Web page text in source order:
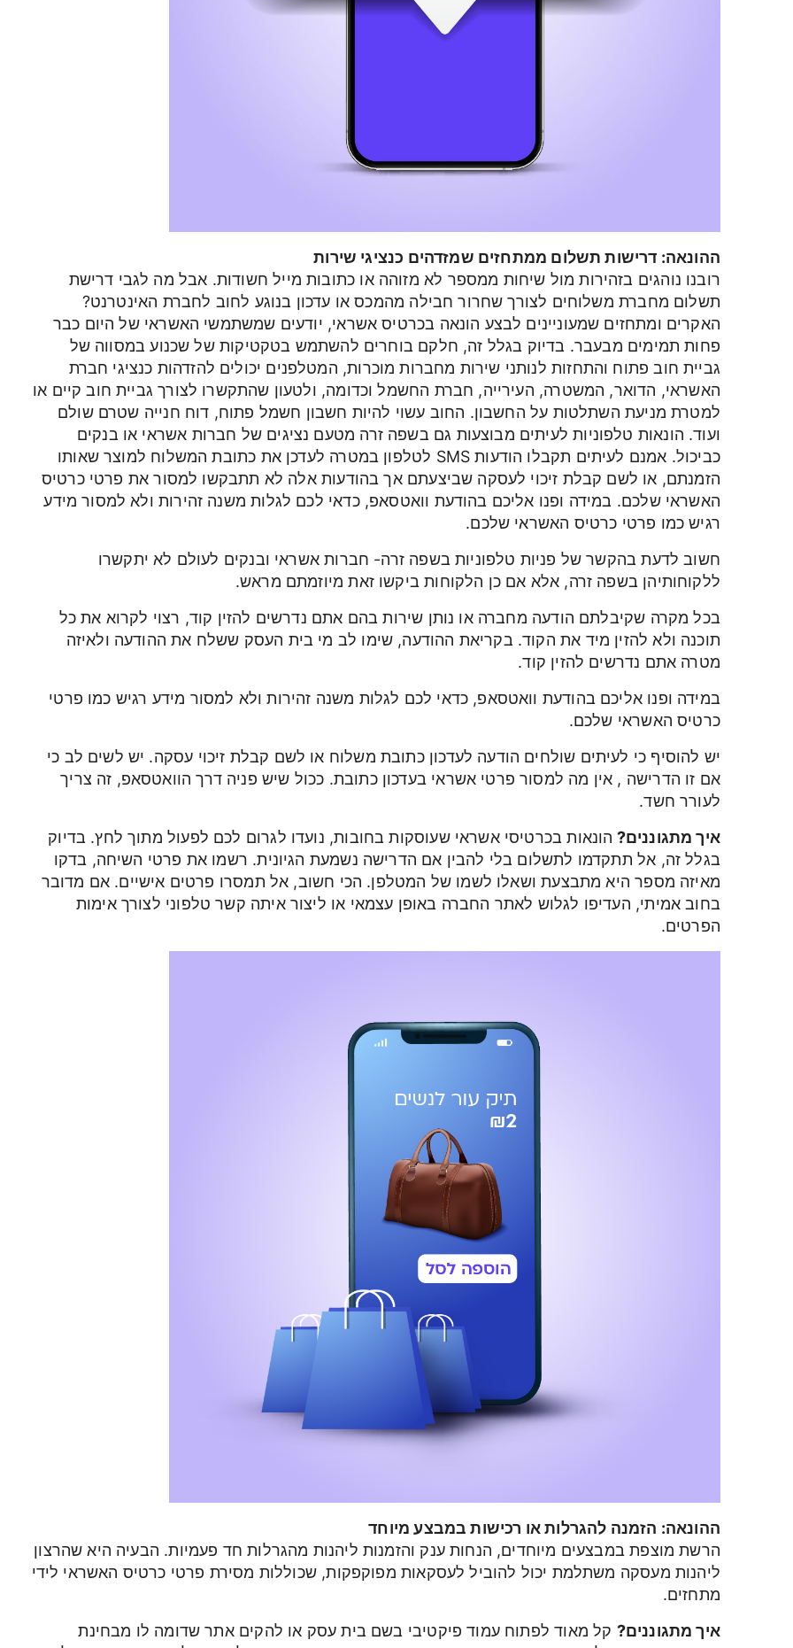
ההונאה: דרישות תשלום ממתחזים שמזדהים כנציגי שירות
רובנו נוהגים בזהירות מול שיחות ממספר לא מזוהה או כתובות מייל חשודות. אבל מה לגבי דרישת
תשלום מחברת משלוחים לצורך שחרור חבילה מהמכס או עדכון בנוגע לחוב לחברת האינטרנט?
האקרים ומתחזים שמעוניינים לבצע הונאה בכרטיס אשראי, יודעים שמשתמשי האשראי של היום כבר
פחות תמימים מבעבר. בדיוק בגלל זה, חלקם בוחרים להשתמש בטקטיקות של שכנוע במסווה של
גביית חוב פתוח והתחזות לנותני שירות מחברות מוכרות, המטלפנים יכולים להזדהות כנציגי חברת
האשראי, הדואר, המשטרה, העירייה, חברת החשמל וכדומה, ולטעון שהתקשרו לצורך גביית חוב קיים או
למטרת מניעת השתלטות על החשבון. החוב עשוי להיות חשבון חשמל פתוח, דוח חנייה שטרם שולם
ועוד. הונאות טלפוניות לעיתים מבוצעות גם בשפה זרה מטעם נציגים של חברות אשראי או בנקים
כביכול. אמנם לעיתים תקבלו הודעות SMS לטלפון במטרה לעדכן את כתובת המשלוח למוצר שאותו
הזמנתם, או לשם קבלת זיכוי לעסקה שביצעתם אך בהודעות אלה לא תתבקשו למסור את פרטי כרטיס
האשראי שלכם. במידה ופנו אליכם בהודעת וואטסאפ, כדאי לכם לגלות משנה זהירות ולא למסור מידע
רגיש כמו פרטי כרטיס האשראי שלכם.
חשוב לדעת בהקשר של פניות טלפוניות בשפה זרה- חברות אשראי ובנקים לעולם לא יתקשרו
ללקוחותיהן בשפה זרה, אלא אם כן הלקוחות ביקשו זאת מיוזמתם מראש.
בכל מקרה שקיבלתם הודעה מחברה או נותן שירות בהם אתם נדרשים להזין קוד, רצוי לקרוא את כל
תוכנה ולא להזין מיד את הקוד. בקריאת ההודעה, שימו לב מי בית העסק ששלח את ההודעה ולאיזה
מטרה אתם נדרשים להזין קוד.
במידה ופנו אליכם בהודעת וואטסאפ, כדאי לכם לגלות משנה זהירות ולא למסור מידע רגיש כמו פרטי
כרטיס האשראי שלכם.
יש להוסיף כי לעיתים שולחים הודעה לעדכון כתובת משלוח או לשם קבלת זיכוי עסקה. יש לשים לב כי
אם זו הדרישה , אין מה למסור פרטי אשראי בעדכון כתובת. ככול שיש פניה דרך הוואטסאפ, זה צריך
לעורר חשד.
איך מתגוננים? הונאות בכרטיסי אשראי שעוסקות בחובות, נועדו לגרום לכם לפעול מתוך לחץ. בדיוק
בגלל זה, אל תתקדמו לתשלום בלי להבין אם הדרישה נשמעת הגיונית. רשמו את פרטי השיחה, בדקו
מאיזה מספר היא מתבצעת ושאלו לשמו של המטלפן. הכי חשוב, אל תמסרו פרטים אישיים. אם מדובר
בחוב אמיתי, העדיפו לגלוש לאתר החברה באופן עצמאי או ליצור איתה קשר טלפוני לצורך אימות
הפרטים.
ההונאה: הזמנה להגרלות או רכישות במבצע מיוחד
הרשת מוצפת במבצעים מיוחדים, הנחות ענק והזמנות ליהנות מהגרלות חד פעמיות. הבעיה היא שהרצון
ליהנות מעסקה משתלמת יכול להוביל לעסקאות מפוקפקות, שכוללות מסירת פרטי כרטיס האשראי לידי
מתחזים.
איך מתגוננים? קל מאוד לפתוח עמוד פיקטיבי בשם בית עסק או להקים אתר שדומה לו מבחינת